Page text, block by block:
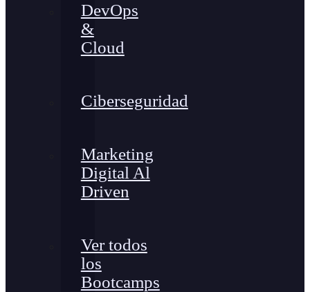
DevOps
&
Cloud
Ciberseguridad
Marketing
Digital Al
Driven
Ver todos
los
Bootcamps